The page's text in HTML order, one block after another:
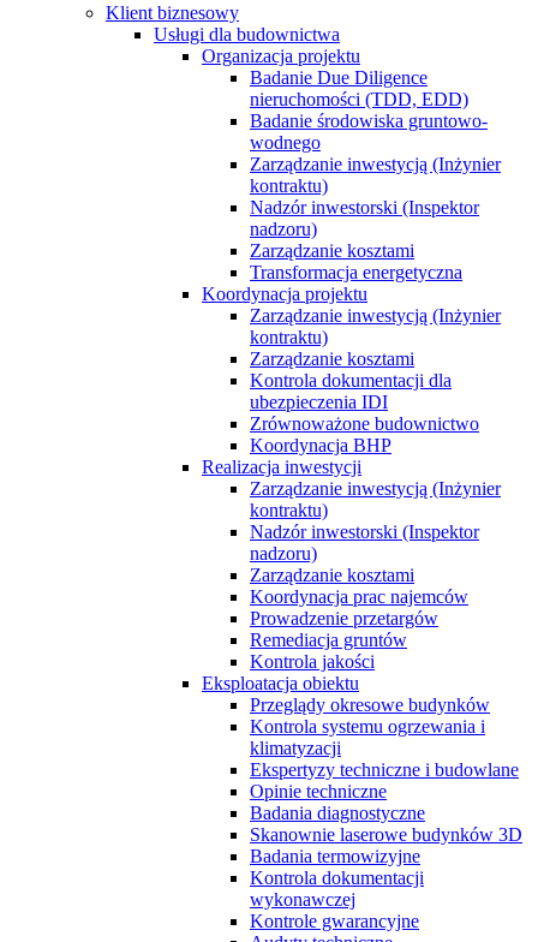
Klient biznesowy
Usługi dla budownictwa
Organizacja projektu
Badanie Due Diligence
nieruchomości (TDD, EDD)
Badanie środowiska gruntowo-
wodnego
Zarządzanie inwestycją (Inżynier
kontraktu)
Nadzór inwestorski (Inspektor
nadzoru)
Zarządzanie kosztami
Transformacja energetyczna
Koordynacja projektu
Zarządzanie inwestycją (Inżynier
kontraktu)
Zarządzanie kosztami
Kontrola dokumentacji dla
ubezpieczenia IDI
Zrównoważone budownictwo
Koordynacja BHP
Realizacja inwestycji
Zarządzanie inwestycją (Inżynier
kontraktu)
Nadzór inwestorski (Inspektor
nadzoru)
Zarządzanie kosztami
Koordynacja prac najemców
Prowadzenie przetargów
Remediacja gruntów
Kontrola jakości
Eksploatacja obiektu
Przeglądy okresowe budynków
Kontrola systemu ogrzewania i
klimatyzacji
Ekspertyzy techniczne i budowlane
Opinie techniczne
Badania diagnostyczne
Skanownie laserowe budynków 3D
Badania termowizyjne
Kontrola dokumentacji
wykonawczej
Kontrole gwarancyjne